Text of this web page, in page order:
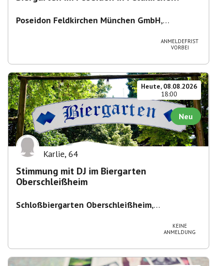
Poseidon Feldkirchen München GmbH,
ANMELDEFRIST
VORBEI
Heute, 08.08.2026
18:00
Neu
Karlie, 64
Stimmung mit DJ im Biergarten
Oberschleißheim
Schloßbiergarten Oberschleißheim,
KEINE
ANMELDUNG